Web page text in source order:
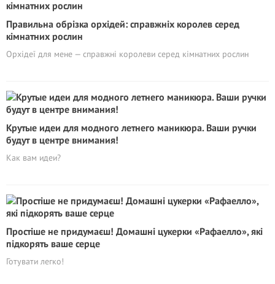
Правильна обрізка орхідей: справжніх королев серед
кімнатних рослин
Орхідеї для мене — справжні королеви серед кімнатних рослин
Крутые идеи для модного летнего маникюра. Ваши ручки
будут в центре внимания!
Как вам идеи?
Простіше не придумаєш! Домашні цукерки «Рафаелло», які
підкорять ваше серце
Готувати легко!